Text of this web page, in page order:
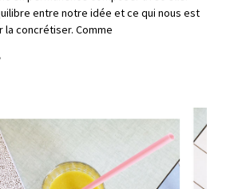
entre notre idée et ce qui nous est
concrétiser. Comme